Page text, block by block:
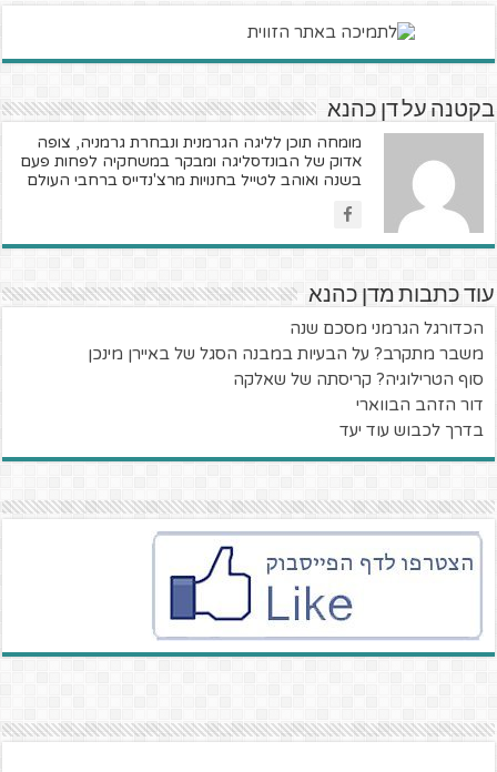
בקטנה על דן כהנא
מומחה תוכן לליגה הגרמנית ונבחרת גרמניה, צופה
אדוק של הבונדסליגה ומבקר במשחקיה לפחות פעם
בשנה ואוהב לטייל בחנויות מרצ'נדייס ברחבי העולם
עוד כתבות מדן כהנא
הכדורגל הגרמני מסכם שנה
משבר מתקרב? על הבעיות במבנה הסגל של באיירן מינכן
סוף הטרילוגיה? קריסתה של שאלקה
דור הזהב הבווארי
בדרך לכבוש עוד יעד